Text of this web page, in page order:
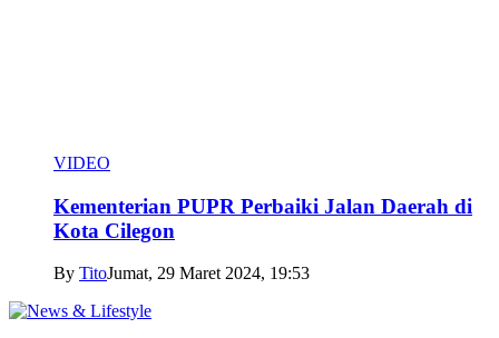
VIDEO
Kementerian PUPR Perbaiki Jalan Daerah di
Kota Cilegon
By TitoJumat, 29 Maret 2024, 19:53